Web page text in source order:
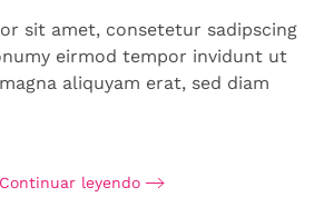
Studio
sit amet, consetetur sadipscing
eirmod tempor invidunt ut
aliquyam erat, sed diam
Continuar leyendo